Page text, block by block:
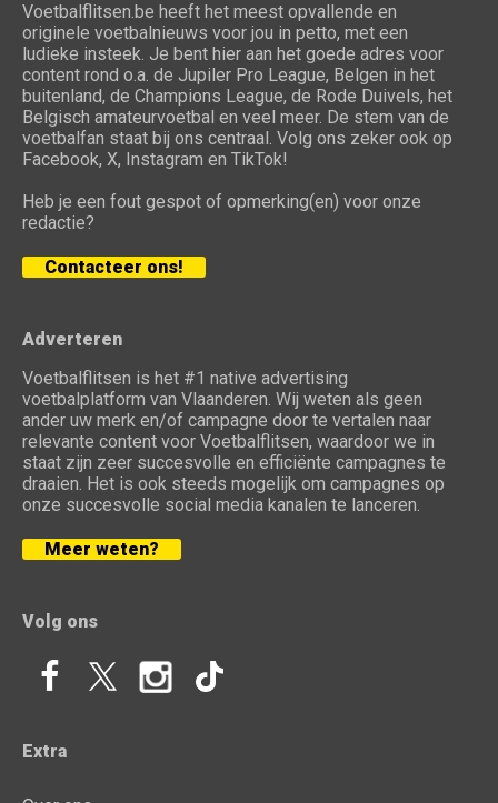
Voetbalflitsen.be heeft het meest opvallende en
originele voetbalnieuws voor jou in petto, met een
ludieke insteek. Je bent hier aan het goede adres voor
content rond o.a. de Jupiler Pro League, Belgen in het
buitenland, de Champions League, de Rode Duivels, het
Belgisch amateurvoetbal en veel meer. De stem van de
voetbalfan staat bij ons centraal. Volg ons zeker ook op
Facebook, X, Instagram en TikTok!
Heb je een fout gespot of opmerking(en) voor onze
redactie?
Contacteer ons!
Adverteren
Voetbalflitsen is het #1 native advertising
voetbalplatform van Vlaanderen. Wij weten als geen
ander uw merk en/of campagne door te vertalen naar
relevante content voor Voetbalflitsen, waardoor we in
staat zijn zeer succesvolle en efficiënte campagnes te
draaien. Het is ook steeds mogelijk om campagnes op
onze succesvolle social media kanalen te lanceren.
Meer weten?
Volg ons
Extra